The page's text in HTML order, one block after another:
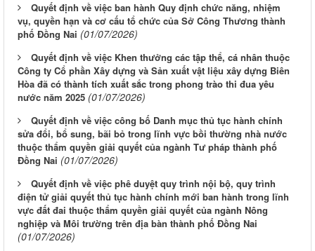
Quyết định về việc ban hành Quy định chức năng, nhiệm
vụ, quyền hạn và cơ cấu tổ chức của Sở Công Thương thành
phố Đồng Nai (01/07/2026)
Quyết định về việc Khen thưởng các tập thể, cá nhân thuộc
Công ty Cổ phần Xây dựng và Sản xuất vật liệu xây dựng Biên
Hòa đã có thành tích xuất sắc trong phong trào thi đua yêu
nước năm 2025 (01/07/2026)
Quyết định về việc công bố Danh mục thủ tục hành chính
sửa đổi, bổ sung, bãi bỏ trong lĩnh vực bồi thường nhà nước
thuộc thẩm quyền giải quyết của ngành Tư pháp thành phố
Đồng Nai (01/07/2026)
Quyết định về việc phê duyệt quy trình nội bộ, quy trình
điện tử giải quyết thủ tục hành chính mới ban hành trong lĩnh
vực đất đai thuộc thẩm quyền giải quyết của ngành Nông
nghiệp và Môi trường trên địa bàn thành phố Đồng Nai
(01/07/2026)